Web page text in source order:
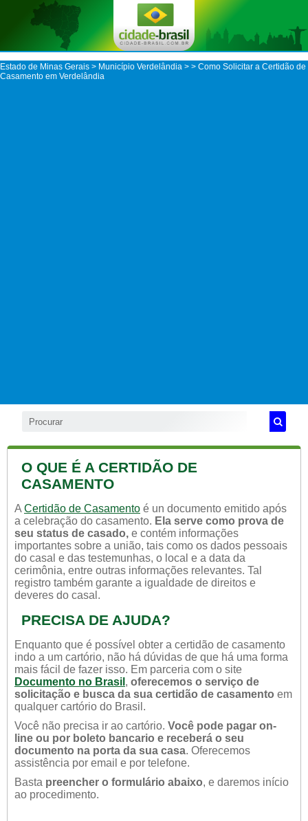
Estado de Minas Gerais > Município Verdelândia > > Como Solicitar a Certidão de
Casamento em Verdelândia
O QUE É A CERTIDÃO DE
CASAMENTO
A Certidão de Casamento é un documento emitido após
a celebração do casamento. Ela serve como prova de
seu status de casado, e contém informações
importantes sobre a união, tais como os dados pessoais
do casal e das testemunhas, o local e a data da
cerimônia, entre outras informações relevantes. Tal
registro também garante a igualdade de direitos e
deveres do casal.
PRECISA DE AJUDA?
Enquanto que é possível obter a certidão de casamento
indo a um cartório, não há dúvidas de que há uma forma
mais fácil de fazer isso. Em parceria com o site
Documento no Brasil , oferecemos o serviço de
solicitação e busca da sua certidão de casamento em
qualquer cartório do Brasil.
Você não precisa ir ao cartório. Você pode pagar on-
line ou por boleto bancario e receberá o seu
documento na porta da sua casa. Oferecemos
assistência por email e por telefone.
Basta preencher o formulário abaixo, e daremos início
ao procedimento.